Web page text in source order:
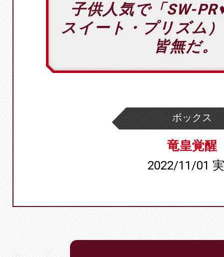
子供人気で「SW-
スイート・プリズム
皆無だ。
ボックス
竜皇覚醒
2022/11/01